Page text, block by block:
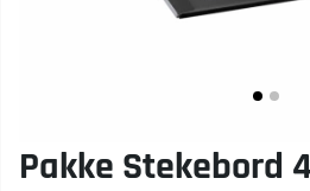
Pakke Stekebord